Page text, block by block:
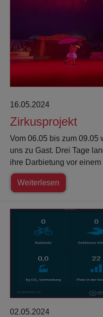
16.05.2024
Zirkusprojekt
Vom 06.05 bis zum 09.05
uns zu Gast. Drei Tage
ihre Darbietung vor
Weiterlesen
02.05.2024